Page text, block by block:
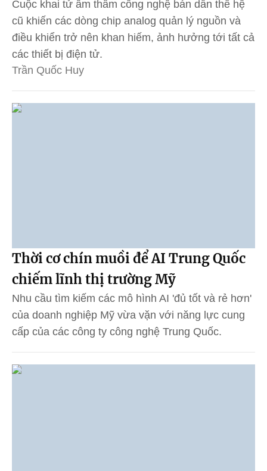
Cuộc khai tử âm thầm công nghệ bán dẫn thế hệ
cũ khiến các dòng chip analog quản lý nguồn và
điều khiển trở nên khan hiếm, ảnh hưởng tới tất cả
các thiết bị điện tử.
Trần Quốc Huy
Thời cơ chín muồi để AI Trung Quốc
chiếm lĩnh thị trường Mỹ
Nhu cầu tìm kiếm các mô hình AI 'đủ tốt và rẻ hơn'
của doanh nghiệp Mỹ vừa vặn với năng lực cung
cấp của các công ty công nghệ Trung Quốc.